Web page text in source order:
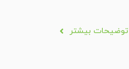
توضیحات بیشتر